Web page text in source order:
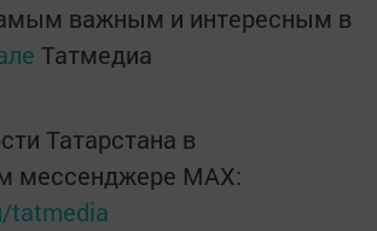
важным и интересным в
Татмедиа
Татарстана в
мессенджере MАХ:
tatmedia